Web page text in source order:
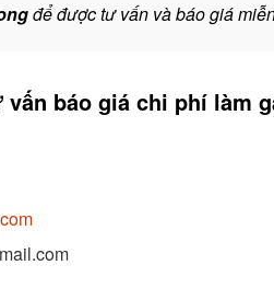
để được tư vấn và báo giá
báo giá chi phí làm